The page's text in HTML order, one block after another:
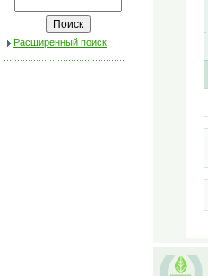
Расширенный поиск